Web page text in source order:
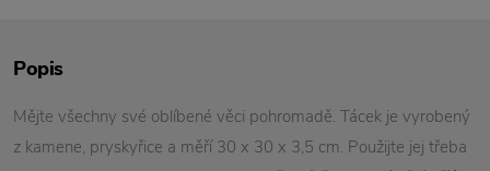
Popis
Mějte všechny své oblíbené věci pohromadě. Tácek je vyrobený
z kamene, pryskyřice a měří 30 x 30 x 3,5 cm. Použijte jej třeba